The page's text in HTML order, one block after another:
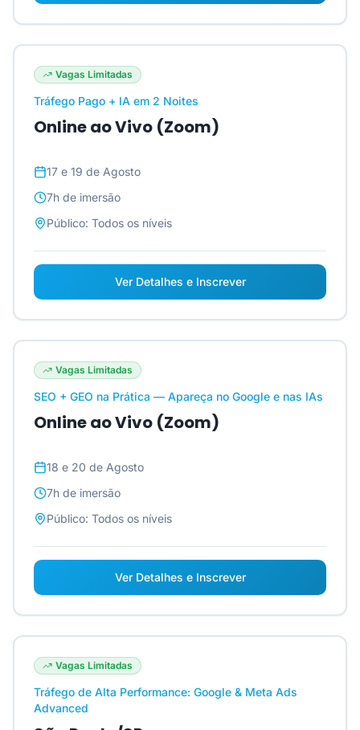
Vagas Limitadas
Tráfego Pago + IA em 2 Noites
Online ao Vivo (Zoom)
17 e 19 de Agosto
7h de imersão
Público: Todos os níveis
Ver Detalhes e Inscrever
Vagas Limitadas
SEO + GEO na Prática — Apareça no Google e nas IAs
Online ao Vivo (Zoom)
18 e 20 de Agosto
7h de imersão
Público: Todos os níveis
Ver Detalhes e Inscrever
Vagas Limitadas
Tráfego de Alta Performance: Google & Meta Ads
Advanced